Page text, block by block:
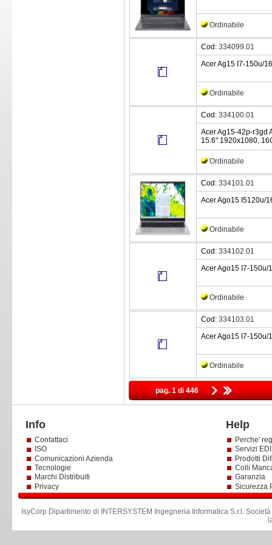
Ordinabile
Cod: 334099.01
Acer Ag15 I7-150u/
Ordinabile
Cod: 334100.01
Acer Ag15-42p-r3gd
15.6" 1920x1080,
Ordinabile
Cod: 334101.01
Acer Ago15 I5120u/
Ordinabile
Cod: 334102.01
Acer Ago15 I7-150u/
Ordinabile
Cod: 334103.01
Acer Ago15 I7-150u/
Ordinabile
pag. 1 di 446
Info Help
Contattaci
ISO
Comunicazioni Azienda
Tecnologie
Marchi Distribuiti
Privacy
Perche'
Servizi
Prodotti
Colli
Garanzia
Sicurezza
IsyCorp Dipartimento di INTERSYSTEM Ingegneria Informatica S.r.l .